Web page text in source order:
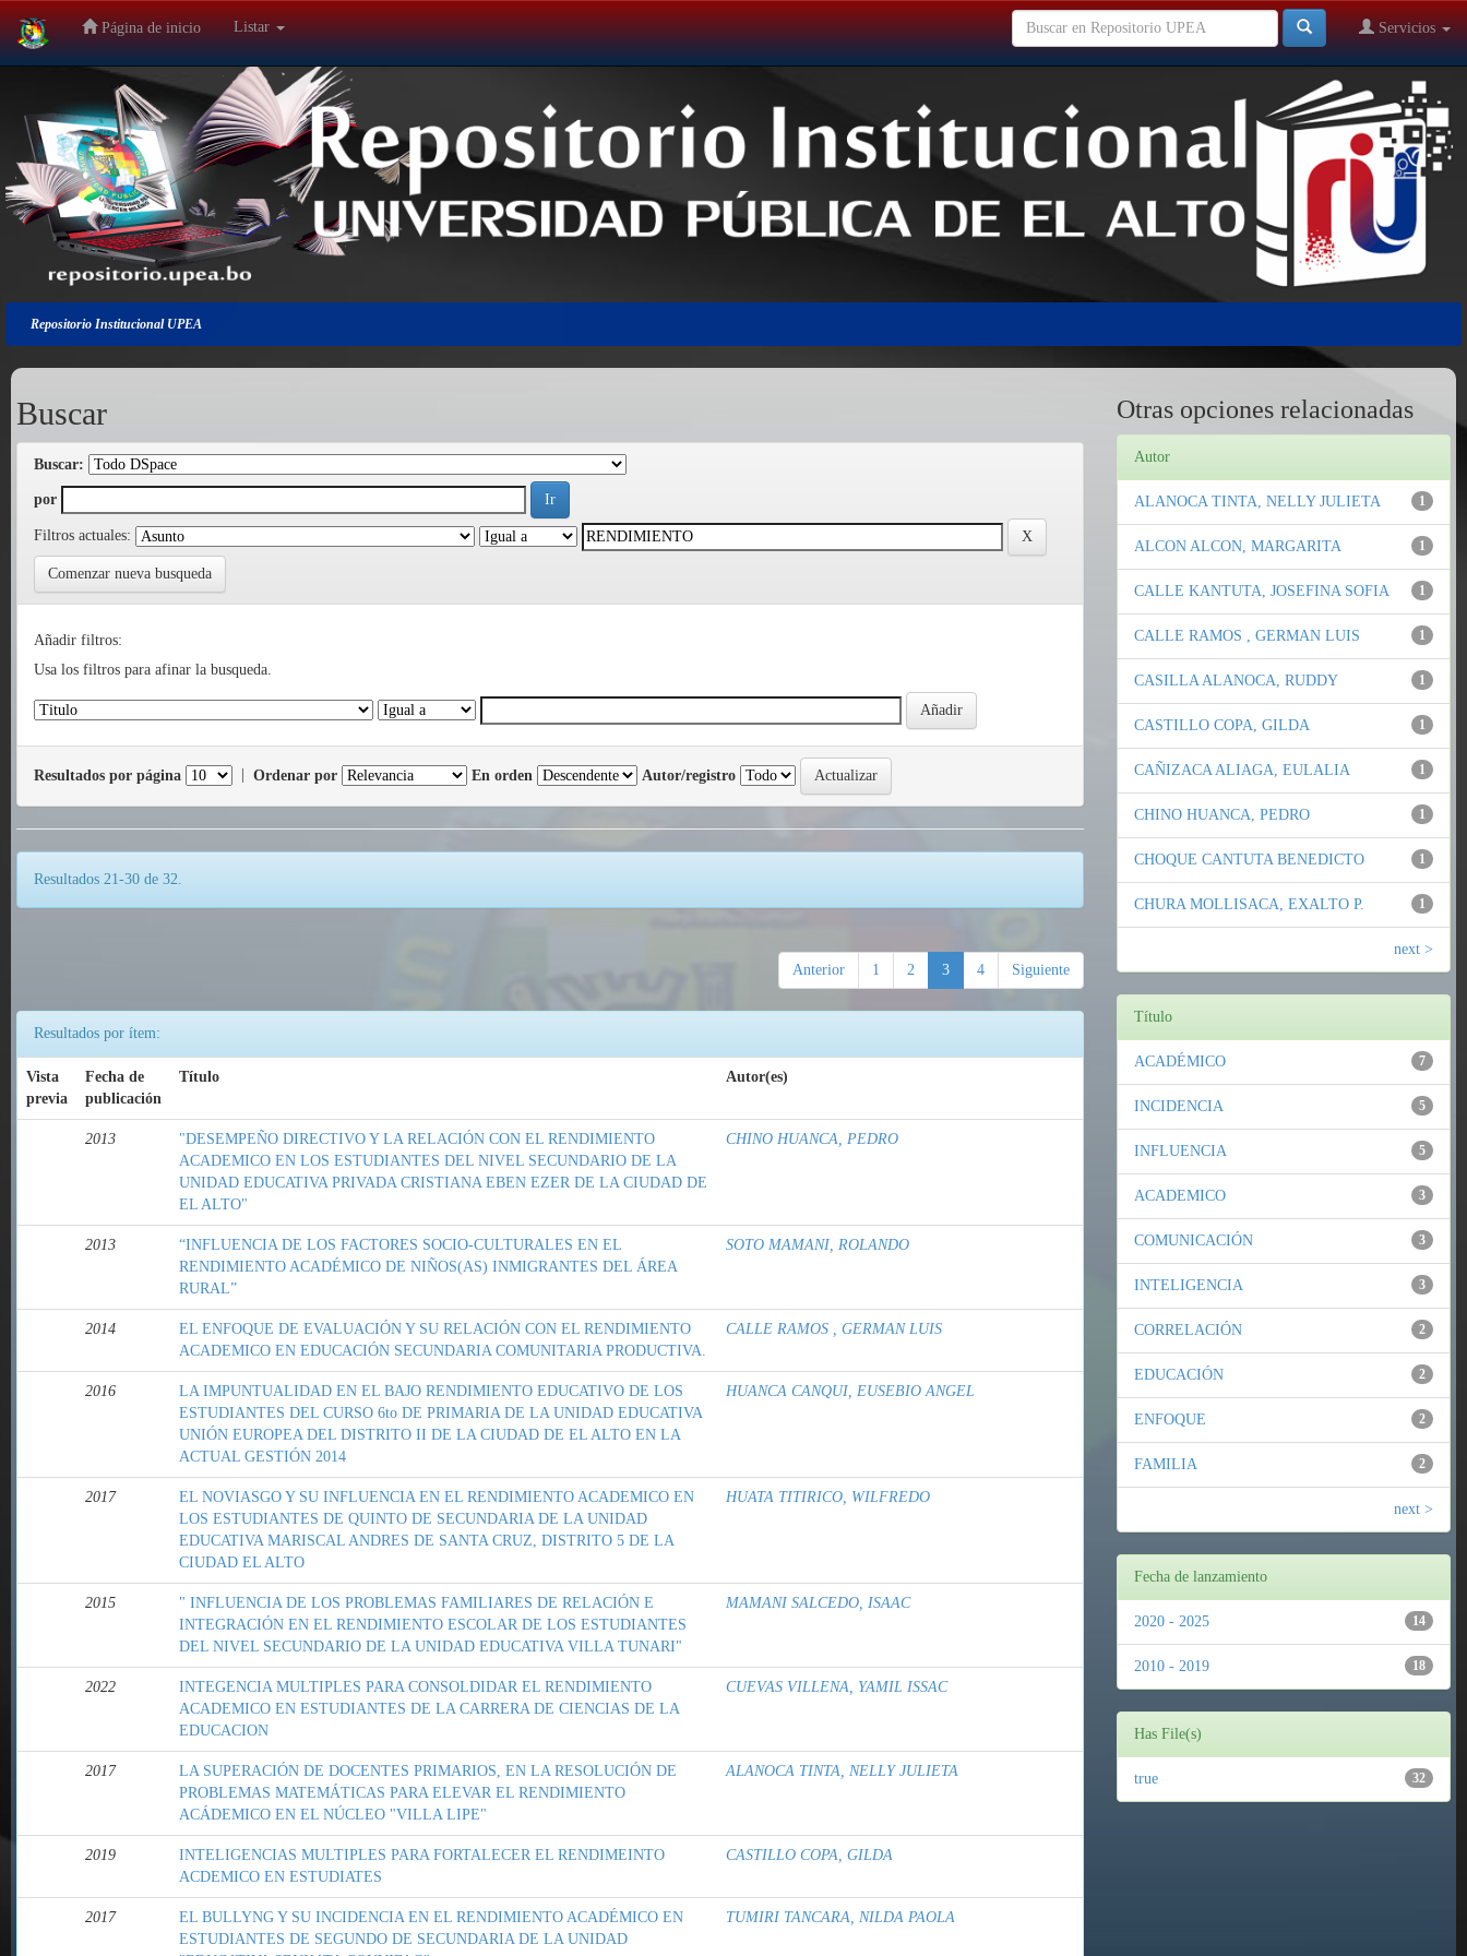
Salir
navegación
Página de inicio Listar Servicios
Repositorio Institucional UPEA
Buscar
Buscar:
por
Filtros actuales:
Comenzar nueva busqueda
Añadir filtros:
Usa los filtros para afinar la busqueda.
Resultados por página Ordenar por En orden Autor/registro
Resultados 21-30 de 32.
Anterior 1 2 3 4 Siguiente
Resultados por ítem:
Vista
previa
Fecha de
publicación
Título Autor(es)
2013
"DESEMPEÑO DIRECTIVO Y LA RELACIÓN CON EL RENDIMIENTO
ACADEMICO EN LOS ESTUDIANTES DEL NIVEL SECUNDARIO DE LA
UNIDAD EDUCATIVA PRIVADA CRISTIANA EBEN EZER DE LA CIUDAD DE
EL ALTO"
CHINO HUANCA, PEDRO
2013
“INFLUENCIA DE LOS FACTORES SOCIO-CULTURALES EN EL
RENDIMIENTO ACADÉMICO DE NIÑOS(AS) INMIGRANTES DEL ÁREA
RURAL”
SOTO MAMANI, ROLANDO
2014
EL ENFOQUE DE EVALUACIÓN Y SU RELACIÓN CON EL RENDIMIENTO
ACADEMICO EN EDUCACIÓN SECUNDARIA COMUNITARIA PRODUCTIVA.
CALLE RAMOS , GERMAN LUIS
2016
LA IMPUNTUALIDAD EN EL BAJO RENDIMIENTO EDUCATIVO DE LOS
ESTUDIANTES DEL CURSO 6to DE PRIMARIA DE LA UNIDAD EDUCATIVA
UNIÓN EUROPEA DEL DISTRITO II DE LA CIUDAD DE EL ALTO EN LA
ACTUAL GESTIÓN 2014
HUANCA CANQUI, EUSEBIO ANGEL
2017
EL NOVIASGO Y SU INFLUENCIA EN EL RENDIMIENTO ACADEMICO EN
LOS ESTUDIANTES DE QUINTO DE SECUNDARIA DE LA UNIDAD
EDUCATIVA MARISCAL ANDRES DE SANTA CRUZ, DISTRITO 5 DE LA
CIUDAD EL ALTO
HUATA TITIRICO, WILFREDO
2015
" INFLUENCIA DE LOS PROBLEMAS FAMILIARES DE RELACIÓN E
INTEGRACIÓN EN EL RENDIMIENTO ESCOLAR DE LOS ESTUDIANTES
DEL NIVEL SECUNDARIO DE LA UNIDAD EDUCATIVA VILLA TUNARI"
MAMANI SALCEDO, ISAAC
2022
INTEGENCIA MULTIPLES PARA CONSOLDIDAR EL RENDIMIENTO
ACADEMICO EN ESTUDIANTES DE LA CARRERA DE CIENCIAS DE LA
EDUCACION
CUEVAS VILLENA, YAMIL ISSAC
2017
LA SUPERACIÓN DE DOCENTES PRIMARIOS, EN LA RESOLUCIÓN DE
PROBLEMAS MATEMÁTICAS PARA ELEVAR EL RENDIMIENTO
ACÁDEMICO EN EL NÚCLEO "VILLA LIPE"
ALANOCA TINTA, NELLY JULIETA
2019
INTELIGENCIAS MULTIPLES PARA FORTALECER EL RENDIMEINTO
ACDEMICO EN ESTUDIATES
CASTILLO COPA, GILDA
2017
EL BULLYNG Y SU INCIDENCIA EN EL RENDIMIENTO ACADÉMICO EN
ESTUDIANTES DE SEGUNDO DE SECUNDARIA DE LA UNIDAD
TUMIRI TANCARA, NILDA PAOLA
Otras opciones relacionadas
Autor
1
ALANOCA TINTA, NELLY JULIETA
1
ALCON ALCON, MARGARITA
1
CALLE KANTUTA, JOSEFINA SOFIA
1
CALLE RAMOS , GERMAN LUIS
1
CASILLA ALANOCA, RUDDY
1
CASTILLO COPA, GILDA
1
CAÑIZACA ALIAGA, EULALIA
1
CHINO HUANCA, PEDRO
1
CHOQUE CANTUTA BENEDICTO
1
CHURA MOLLISACA, EXALTO P.
next >
Título
7
ACADÉMICO
5
INCIDENCIA
5
INFLUENCIA
3
ACADEMICO
3
COMUNICACIÓN
3
INTELIGENCIA
2
CORRELACIÓN
2
EDUCACIÓN
2
ENFOQUE
2
FAMILIA
next >
Fecha de lanzamiento
14
2020 - 2025
18
2010 - 2019
Has File(s)
32
true